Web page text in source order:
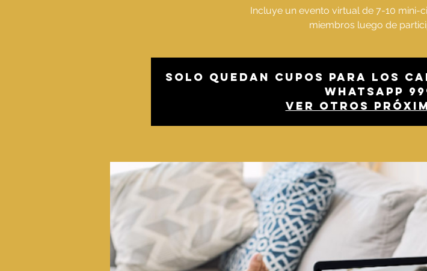
Incluye un evento virtual de 7-10 mini-
miembros luego de
Solo quedan cupos para los
whatsapp
Ver otros